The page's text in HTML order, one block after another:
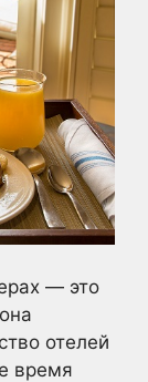
— это
отелей
время